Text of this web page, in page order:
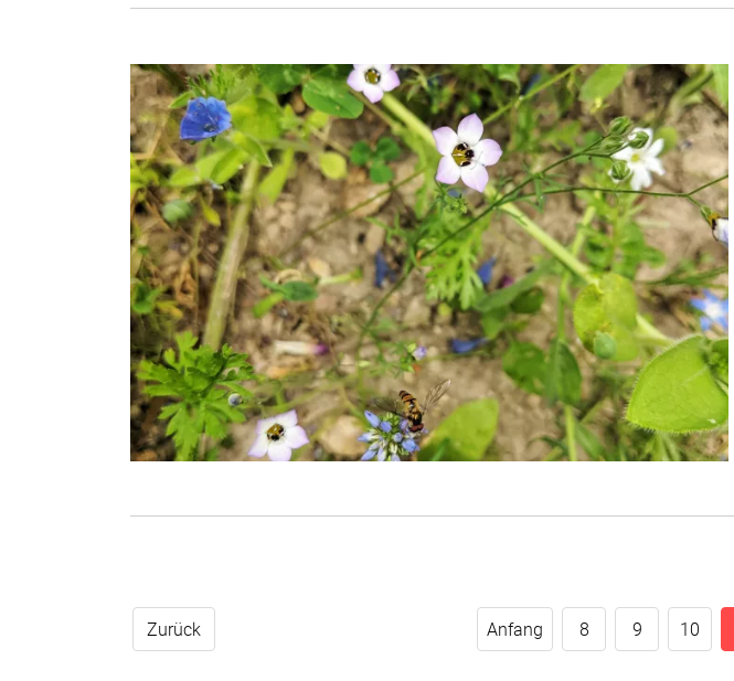
Zurück Anfang 8 9 10